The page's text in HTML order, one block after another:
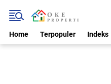
Home Terpopuler Indeks